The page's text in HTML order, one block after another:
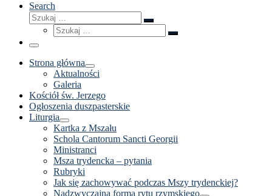
Search
Szukaj
Szukaj
Szukaj
Szukaj
Menu
Strona główna
Aktualności
Galeria
Kościół św. Jerzego
Ogłoszenia duszpasterskie
Liturgia
Kartka z Mszału
Schola Cantorum Sancti Georgii
Ministranci
Msza trydencka – pytania
Rubryki
Jak się zachowywać podczas Mszy trydenckiej?
Nadzwyczajna forma rytu rzymskiego